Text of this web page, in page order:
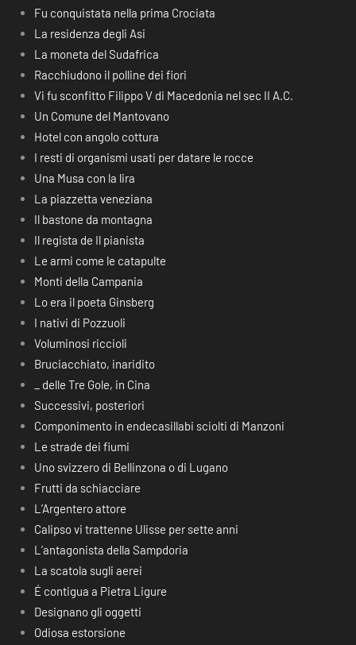
Fu conquistata nella prima Crociata
La residenza degli Asi
La moneta del Sudafrica
Racchiudono il polline dei fiori
Vi fu sconfitto Filippo V di Macedonia nel sec II A.C.
Un Comune del Mantovano
Hotel con angolo cottura
I resti di organismi usati per datare le rocce
Una Musa con la lira
La piazzetta veneziana
Il bastone da montagna
Il regista de Il pianista
Le armi come le catapulte
Monti della Campania
Lo era il poeta Ginsberg
I nativi di Pozzuoli
Voluminosi riccioli
Bruciacchiato, inaridito
_ delle Tre Gole, in Cina
Successivi, posteriori
Componimento in endecasillabi sciolti di Manzoni
Le strade dei fiumi
Uno svizzero di Bellinzona o di Lugano
Frutti da schiacciare
L’Argentero attore
Calipso vi trattenne Ulisse per sette anni
L’antagonista della Sampdoria
La scatola sugli aerei
É contigua a Pietra Ligure
Designano gli oggetti
Odiosa estorsione